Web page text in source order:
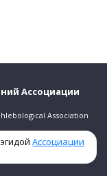
Ассоциации
Association
Ассоциации